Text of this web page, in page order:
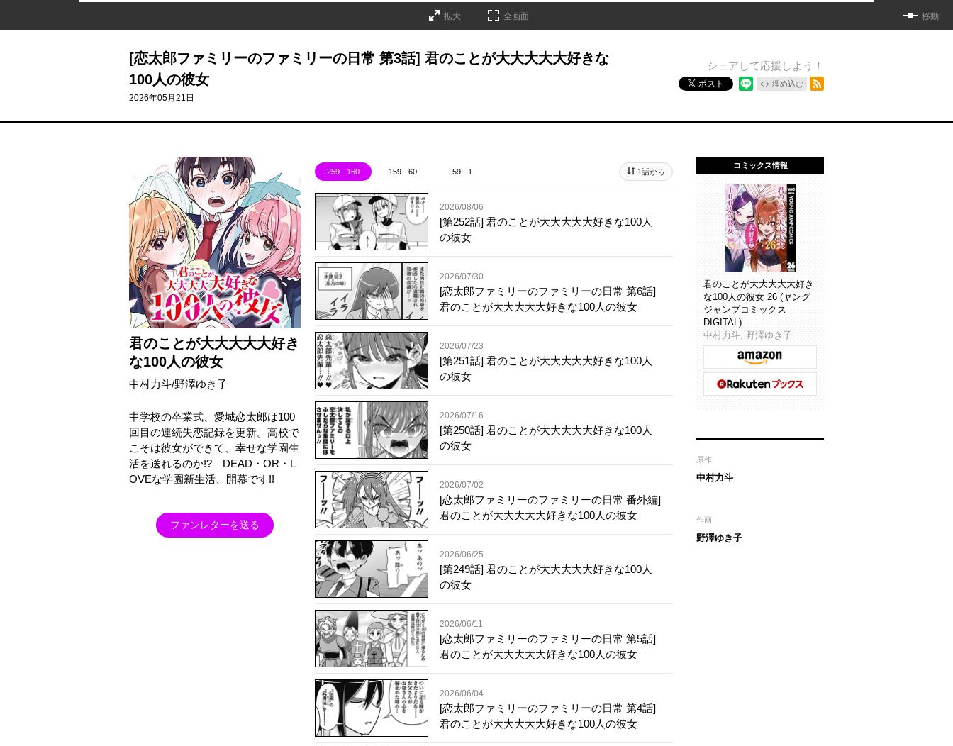
拡大 全画面 移動
[恋太郎ファミリーのファミリーの日常 第3話] 君のことが大大大大大好きな
100人の彼女
2026年05月21日
シェアして応援しよう！
ポスト 埋め込む
君のことが大大大大大好き
な100人の彼女
中村力斗/野澤ゆき子
中学校の卒業式、愛城恋太郎は100
回目の連続失恋記録を更新。高校で
こそは彼女ができて、幸せな学園生
活を送れるのか!? DEAD・OR・L
OVEな学園新生活、開幕です!!
ファンレターを送る
259 - 160 159 - 60 59 - 1 1話から
2026/08/06
[第252話] 君のことが大大大大大好きな100人
の彼女
2026/07/30
[恋太郎ファミリーのファミリーの日常 第6話]
君のことが大大大大大好きな100人の彼女
2026/07/23
[第251話] 君のことが大大大大大好きな100人
の彼女
2026/07/16
[第250話] 君のことが大大大大大好きな100人
の彼女
2026/07/02
[恋太郎ファミリーのファミリーの日常 番外編]
君のことが大大大大大好きな100人の彼女
2026/06/25
[第249話] 君のことが大大大大大好きな100人
の彼女
2026/06/11
[恋太郎ファミリーのファミリーの日常 第5話]
君のことが大大大大大好きな100人の彼女
2026/06/04
[恋太郎ファミリーのファミリーの日常 第4話]
君のことが大大大大大好きな100人の彼女
コミックス情報
君のことが大大大大大好き
な100人の彼女 26 (ヤング
ジャンプコミックス
DIGITAL)
中村力斗, 野澤ゆき子
原作
中村力斗
作画
野澤ゆき子